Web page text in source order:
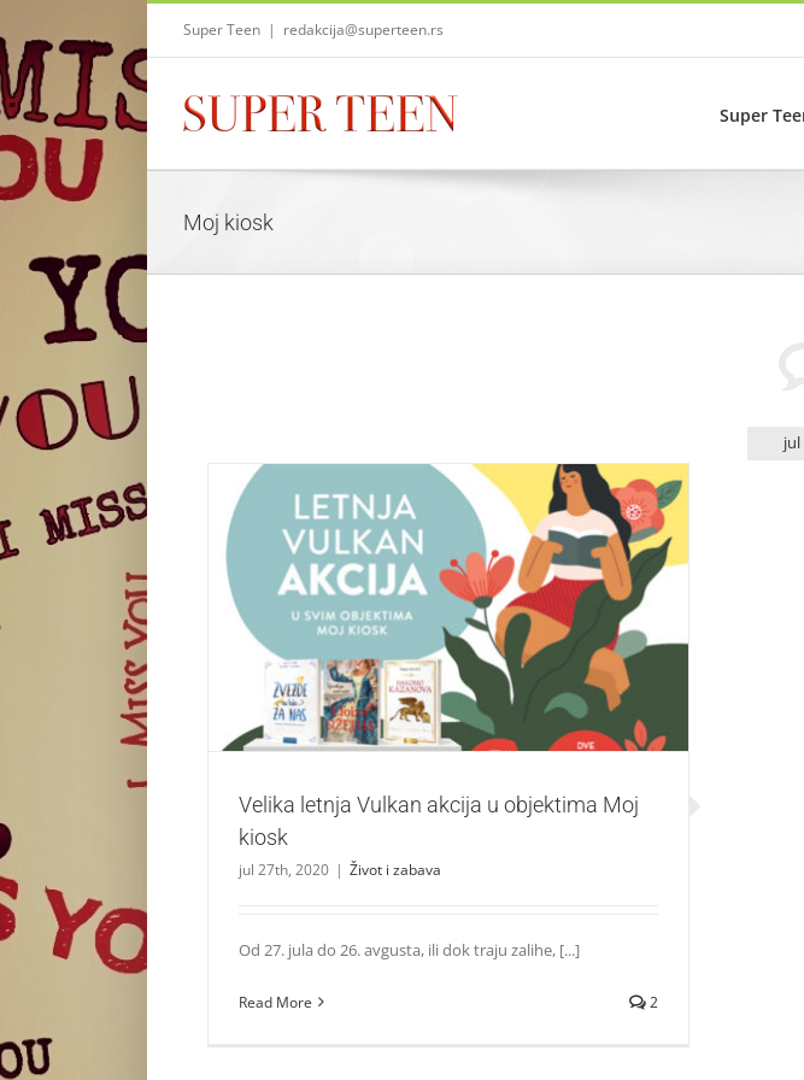
to
content
Super Teen | redakcija@superteen.rs
Super
Moj kiosk
jul
Velika letnja Vulkan akcija u objektima Moj kiosk
Život i zabava
Velika letnja Vulkan akcija u objektima Moj
kiosk
jul 27th, 2020 | Život i zabava
Od 27. jula do 26. avgusta, ili dok traju zalihe, [...]
Read More 2